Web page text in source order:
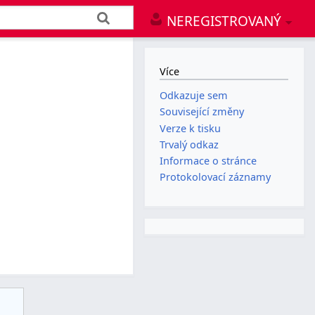
NEREGISTROVANÝ
Více
Odkazuje sem
Související změny
Verze k tisku
Trvalý odkaz
Informace o stránce
Protokolovací záznamy